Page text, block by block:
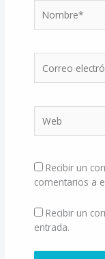
electrónico*
Recibir un
comentarios a
Recibir un
entrada.